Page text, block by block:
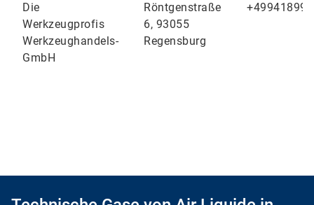
Die
Werkzeugprofis
Werkzeughandels-
GmbH
Röntgenstraße
6, 93055
Regensburg